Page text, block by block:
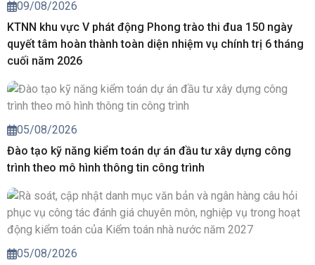
09/08/2026
KTNN khu vực V phát động Phong trào thi đua 150 ngày
quyết tâm hoàn thành toàn diện nhiệm vụ chính trị 6 tháng
cuối năm 2026
05/08/2026
Đào tạo kỹ năng kiểm toán dự án đầu tư xây dựng công
trình theo mô hình thông tin công trình
05/08/2026